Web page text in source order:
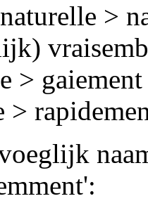
>
> gaiement
>